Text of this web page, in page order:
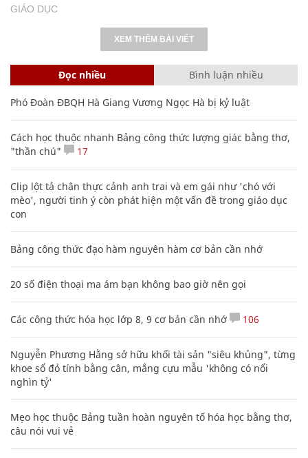
GIÁO DỤC
XEM THÊM BÀI VIẾT
Đọc nhiều Bình luận nhiều
Phó Đoàn ĐBQH Hà Giang Vương Ngọc Hà bị kỷ luật
Cách học thuộc nhanh Bảng công thức lượng giác bằng thơ,
"thần chú"
17
Clip lột tả chân thực cảnh anh trai và em gái như 'chó với
mèo', người tinh ý còn phát hiện một vấn đề trong giáo dục
con
Bảng công thức đạo hàm nguyên hàm cơ bản cần nhớ
20 số điện thoại ma ám bạn không bao giờ nên gọi
Các công thức hóa học lớp 8, 9 cơ bản cần nhớ 106
Nguyễn Phương Hằng sở hữu khối tài sản "siêu khủng", từng
khoe sổ đỏ tính bằng cân, mắng cựu mẫu 'không có nổi
nghìn tỷ'
Mẹo học thuộc Bảng tuần hoàn nguyên tố hóa học bằng thơ,
câu nói vui vẻ